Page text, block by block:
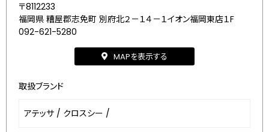
〒8112233
福岡県 糟屋郡志免町 別府北２－１４－１イオン福岡東店１F
092-621-5280
MAPを表示する
取扱ブランド
アテッサ / クロスシー /